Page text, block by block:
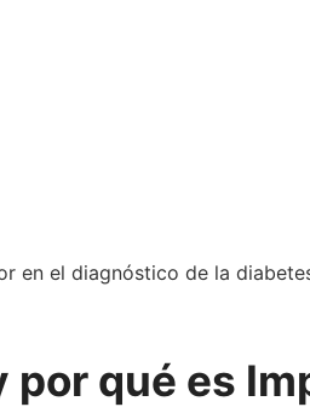
en el diagnóstico de la
por qué es